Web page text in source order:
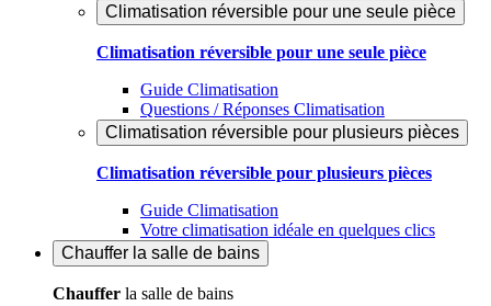
Climatisation réversible pour une seule pièce
Climatisation réversible pour une seule pièce
Guide Climatisation
Questions / Réponses Climatisation
Climatisation réversible pour plusieurs pièces
Climatisation réversible pour plusieurs pièces
Guide Climatisation
Votre climatisation idéale en quelques clics
Chauffer la salle de bains
Chauffer la salle de bains